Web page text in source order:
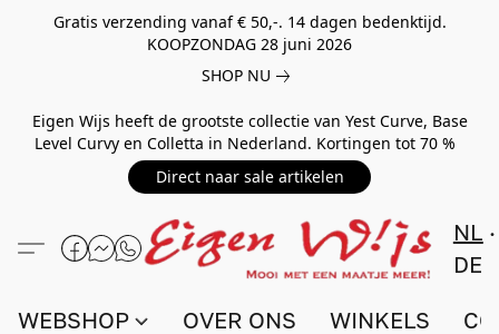
Gratis verzending vanaf € 50,-. 14 dagen bedenktijd.
KOOPZONDAG 28 juni 2026
SHOP NU
Eigen Wijs heeft de grootste collectie van Yest Curve, Base
Level Curvy en Colletta in Nederland. Kortingen tot 70 %
Direct naar sale artikelen
NL
DE
WEBSHOP OVER ONS WINKELS